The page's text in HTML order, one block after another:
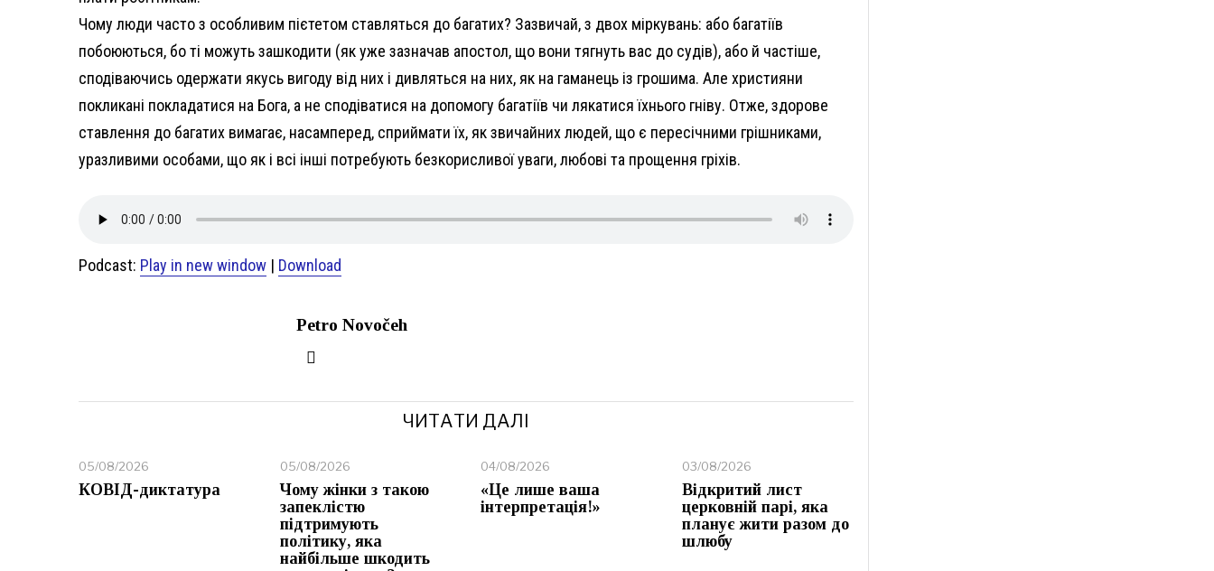
Чому люди часто з особливим пієтетом ставляться до багатих? Зазвичай, з двох міркувань: або багатіїв
побоюються, бо ті можуть зашкодити (як уже зазначав апостол, що вони тягнуть вас до судів), або й частіше,
сподіваючись одержати якусь вигоду від них і дивляться на них, як на гаманець із грошима. Але християни
покликані покладатися на Бога, а не сподіватися на допомогу багатіїв чи лякатися їхнього гніву. Отже, здорове
ставлення до багатих вимагає, насамперед, сприймати їх, як звичайних людей, що є пересічними грішниками,
уразливими особами, що як і всі інші потребують безкорисливої уваги, любові та прощення гріхів.
Podcast: Play in new window | Download
Petro Novočeh
ЧИТАТИ ДАЛІ
05/08/2026
КОВІД-диктатура
05/08/2026
Чому жінки з такою
запеклістю
підтримують
політику, яка
найбільше шкодить
04/08/2026
«Це лише ваша
інтерпретація!»
03/08/2026
Відкритий лист
церковній парі, яка
планує жити разом до
шлюбу